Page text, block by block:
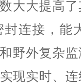
大大提高
连接，能
野外复杂
现实时、